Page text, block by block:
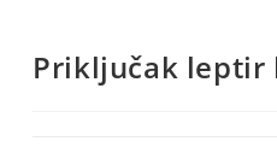
Priključak leptir